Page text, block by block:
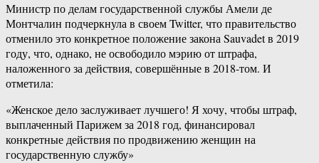
Министр по делам государственной службы Амели де
Монтчалин подчеркнула в своем Twitter, что правительство
отменило это конкретное положение закона Sauvadet в 2019
году, что, однако, не освободило мэрию от штрафа,
наложенного за действия, совершённые в 2018-том. И
отметила:
«Женское дело заслуживает лучшего! Я хочу, чтобы штраф,
выплаченный Парижем за 2018 год, финансировал
конкретные действия по продвижению женщин на
государственную службу»